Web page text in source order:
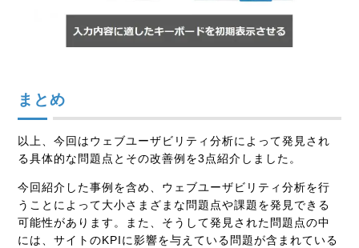
まとめ
以上、今回はウェブユーザビリティ分析によって発見され
る具体的な問題点とその改善例を3点紹介しました。
今回紹介した事例を含め、ウェブユーザビリティ分析を行
うことによって大小さまざまな問題点や課題を発見できる
可能性があります。また、そうして発見された問題点の中
には、サイトのKPIに影響を与えている問題が含まれている